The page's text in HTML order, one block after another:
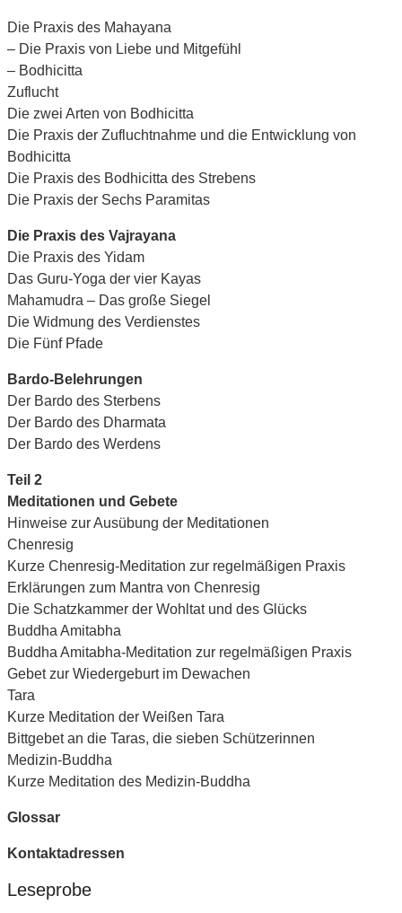
Die Praxis des Mahayana
– Die Praxis von Liebe und Mitgefühl
– Bodhicitta
Zuflucht
Die zwei Arten von Bodhicitta
Die Praxis der Zufluchtnahme und die Entwicklung von
Bodhicitta
Die Praxis des Bodhicitta des Strebens
Die Praxis der Sechs Paramitas
Die Praxis des Vajrayana
Die Praxis des Yidam
Das Guru-Yoga der vier Kayas
Mahamudra – Das große Siegel
Die Widmung des Verdienstes
Die Fünf Pfade
Bardo-Belehrungen
Der Bardo des Sterbens
Der Bardo des Dharmata
Der Bardo des Werdens
Teil 2
Meditationen und Gebete
Hinweise zur Ausübung der Meditationen
Chenresig
Kurze Chenresig-Meditation zur regelmäßigen Praxis
Erklärungen zum Mantra von Chenresig
Die Schatzkammer der Wohltat und des Glücks
Buddha Amitabha
Buddha Amitabha-Meditation zur regelmäßigen Praxis
Gebet zur Wiedergeburt im Dewachen
Tara
Kurze Meditation der Weißen Tara
Bittgebet an die Taras, die sieben Schützerinnen
Medizin-Buddha
Kurze Meditation des Medizin-Buddha
Glossar
Kontaktadressen
Leseprobe